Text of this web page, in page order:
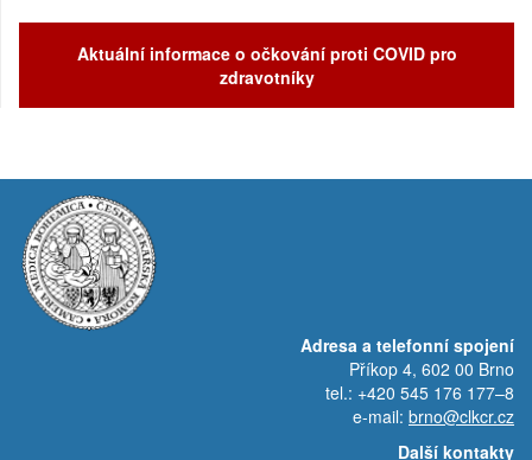
Aktuální informace o očkování proti COVID pro
zdravotníky
Adresa a telefonní spojení
Příkop 4, 602 00 Brno
tel.: +420 545 176 177–8
e-mail: brno@clkcr.cz
Další kontakty